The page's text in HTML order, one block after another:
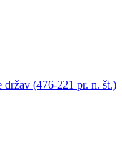
(476-221 pr. n. št.)